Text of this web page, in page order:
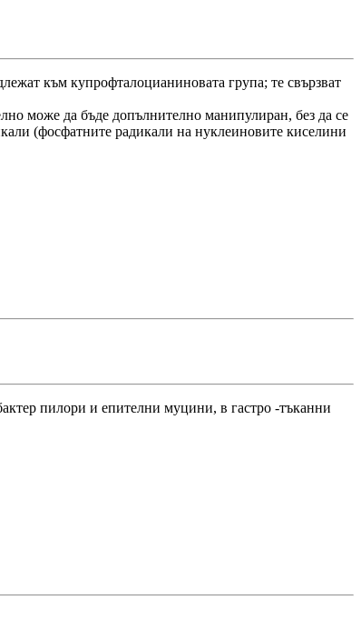
към купрофталоцианиновата група; те свързват
може да бъде допълнително манипулиран, без да се
(фосфатните радикали на нуклеиновите киселини
пилори и епителни муцини, в гастро -тъканни